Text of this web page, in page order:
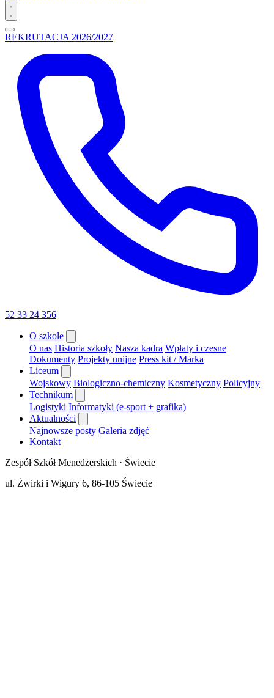
REKRUTACJA 2026/2027
52 33 24 356
O szkole
O nas Historia szkoły Nasza kadra Wpłaty i czesne
Dokumenty Projekty unijne Press kit / Marka
Liceum
Wojskowy Biologiczno-chemiczny Kosmetyczny Policyjny
Technikum
Logistyki Informatyki (e-sport + grafika)
Aktualności
Najnowsze posty Galeria zdjęć
Kontakt
Zespół Szkół Menedżerskich · Świecie
ul. Żwirki i Wigury 6, 86-105 Świecie